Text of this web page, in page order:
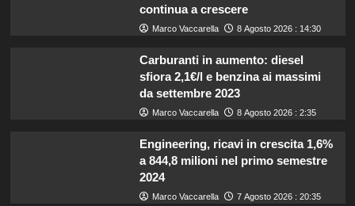
continua a crescere
Marco Vaccarella 8 Agosto 2026 : 14:30
Carburanti in aumento: diesel
sfiora 2,1€/l e benzina ai massimi
da settembre 2023
Marco Vaccarella 8 Agosto 2026 : 2:35
Engineering, ricavi in crescita 1,6%
a 844,8 milioni nel primo semestre
2024
Marco Vaccarella 7 Agosto 2026 : 20:35